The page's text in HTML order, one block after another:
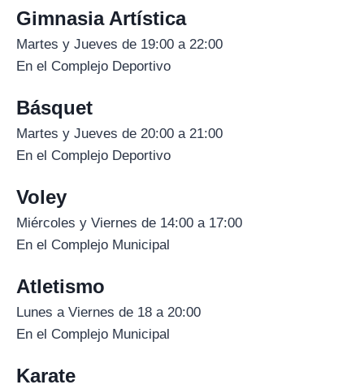
Gimnasia Artística
Martes y Jueves de 19:00 a 22:00
En el Complejo Deportivo
Básquet
Martes y Jueves de 20:00 a 21:00
En el Complejo Deportivo
Voley
Miércoles y Viernes de 14:00 a 17:00
En el Complejo Municipal
Atletismo
Lunes a Viernes de 18 a 20:00
En el Complejo Municipal
Karate